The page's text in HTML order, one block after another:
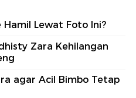
Lewat Foto Ini?
Zara Kehilangan
agar Acil Bimbo Tetap